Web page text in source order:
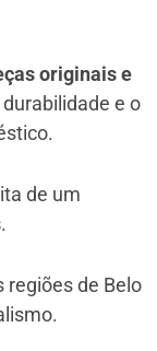
originais e
e o
de um
.
regiões de Belo